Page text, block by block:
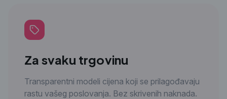
Za svaku trgovinu
Transparentni modeli cijena koji se prilagođavaju
rastu vašeg poslovanja. Bez skrivenih naknada.